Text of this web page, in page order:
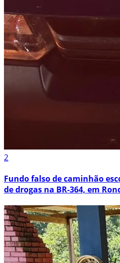
2
Fundo falso de caminhão
de drogas na BR-364, em